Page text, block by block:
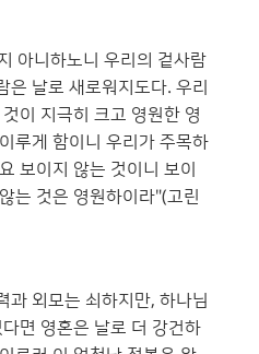
아니하노니 우리의 겉사람
은 날로 새로워지도다. 우리
이 지극히 크고 영원한 영
루게 함이니 우리가 주목하
보이지 않는 것이니 보이
는 것은 영원하이라"(고린
과 외모는 쇠하지만, 하나님
면 영혼은 날로 더 강건하